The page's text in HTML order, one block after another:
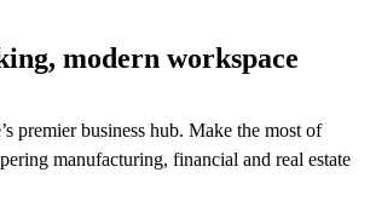
modern workspace
premier business hub. Make the most of
manufacturing, financial and real estate